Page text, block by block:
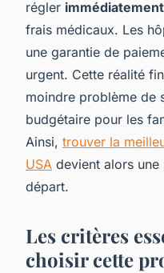
régler
frais médicaux. Les
une garantie de
urgent. Cette réalité
moindre problème de
budgétaire pour les
Ainsi, trouver la
USA devient alors
départ.
Les critères
choisir cette